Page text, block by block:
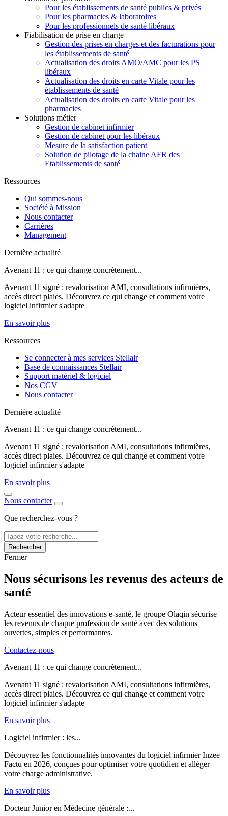
Pour les établissements de santé publics & privés
Pour les pharmacies & laboratoires
Pour les professionnels de santé libéraux
Fiabilisation de prise en charge
Gestion des prises en charges et des facturations pour
les établissements de santé
Actualisation des droits AMO/AMC pour les PS
libéraux
Actualisation des droits en carte Vitale pour les
établissements de santé
Actualisation des droits en carte Vitale pour les
pharmacies
Solutions métier
Gestion de cabinet infirmier
Gestion de cabinet pour les libéraux
Mesure de la satisfaction patient
Solution de pilotage de la chaine AFR des
Etablissements de santé
Ressources
Qui sommes-nous
Société à Mission
Nous contacter
Carrières
Management
Dernière actualité
Avenant 11 : ce qui change concrètement...
Avenant 11 signé : revalorisation AMI, consultations infirmières,
accès direct plaies. Découvrez ce qui change et comment votre
logiciel infirmier s'adapte
En savoir plus
Ressources
Se connecter à mes services Stellair
Base de connaissances Stellair
Support matériel & logiciel
Nos CGV
Nous contacter
Dernière actualité
Avenant 11 : ce qui change concrètement...
Avenant 11 signé : revalorisation AMI, consultations infirmières,
accès direct plaies. Découvrez ce qui change et comment votre
logiciel infirmier s'adapte
En savoir plus
Nous contacter
Que recherchez-vous ?
Rechercher
Fermer
Nous sécurisons les revenus des acteurs de
santé
Acteur essentiel des innovations e-santé, le groupe Olaqin sécurise
les revenus de chaque profession de santé avec des solutions
ouvertes, simples et performantes.
Contactez-nous
Avenant 11 : ce qui change concrètement...
Avenant 11 signé : revalorisation AMI, consultations infirmières,
accès direct plaies. Découvrez ce qui change et comment votre
logiciel infirmier s'adapte
En savoir plus
Logiciel infirmier : les...
Découvrez les fonctionnalités innovantes du logiciel infirmier Inzee
Factu en 2026, conçues pour optimiser votre quotidien et alléger
votre charge administrative.
En savoir plus
Docteur Junior en Médecine générale :...